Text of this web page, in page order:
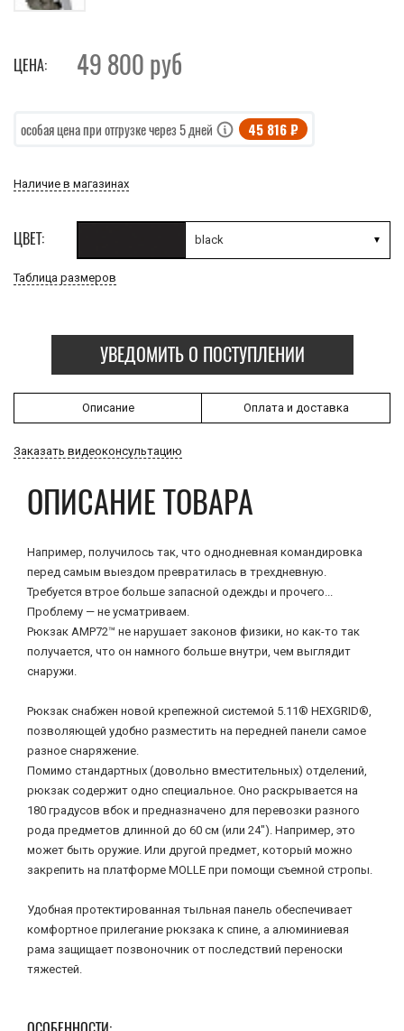
ЦЕНА: 49 800 руб
особая цена при отгрузке через 5 дней 45 816 ₽
Наличие в магазинах
ЦВЕТ: black
Таблица размеров
УВЕДОМИТЬ О ПОСТУПЛЕНИИ
Описание Оплата и доставка
Заказать видеоконсультацию
ОПИСАНИЕ ТОВАРА
Например, получилось так, что однодневная командировка
перед самым выездом превратилась в трехдневную.
Требуется втрое больше запасной одежды и прочего...
Проблему — не усматриваем.
Рюкзак AMP72™ не нарушает законов физики, но как-то так
получается, что он намного больше внутри, чем выглядит
снаружи.
Рюкзак снабжен новой крепежной системой 5.11® HEXGRID®,
позволяющей удобно разместить на передней панели самое
разное снаряжение.
Помимо стандартных (довольно вместительных) отделений,
рюкзак содержит одно специальное. Оно раскрывается на
180 градусов вбок и предназначено для перевозки разного
рода предметов длинной до 60 см (или 24"). Например, это
может быть оружие. Или другой предмет, который можно
закрепить на платформе MOLLE при помощи съемной стропы.
Удобная протектированная тыльная панель обеспечивает
комфортное прилегание рюкзака к спине, а алюминиевая
рама защищает позвоночник от последствий переноски
тяжестей.